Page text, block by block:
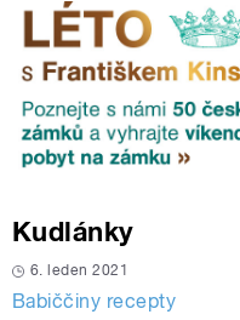
Kudlánky
6. leden 2021
Babiččiny recepty